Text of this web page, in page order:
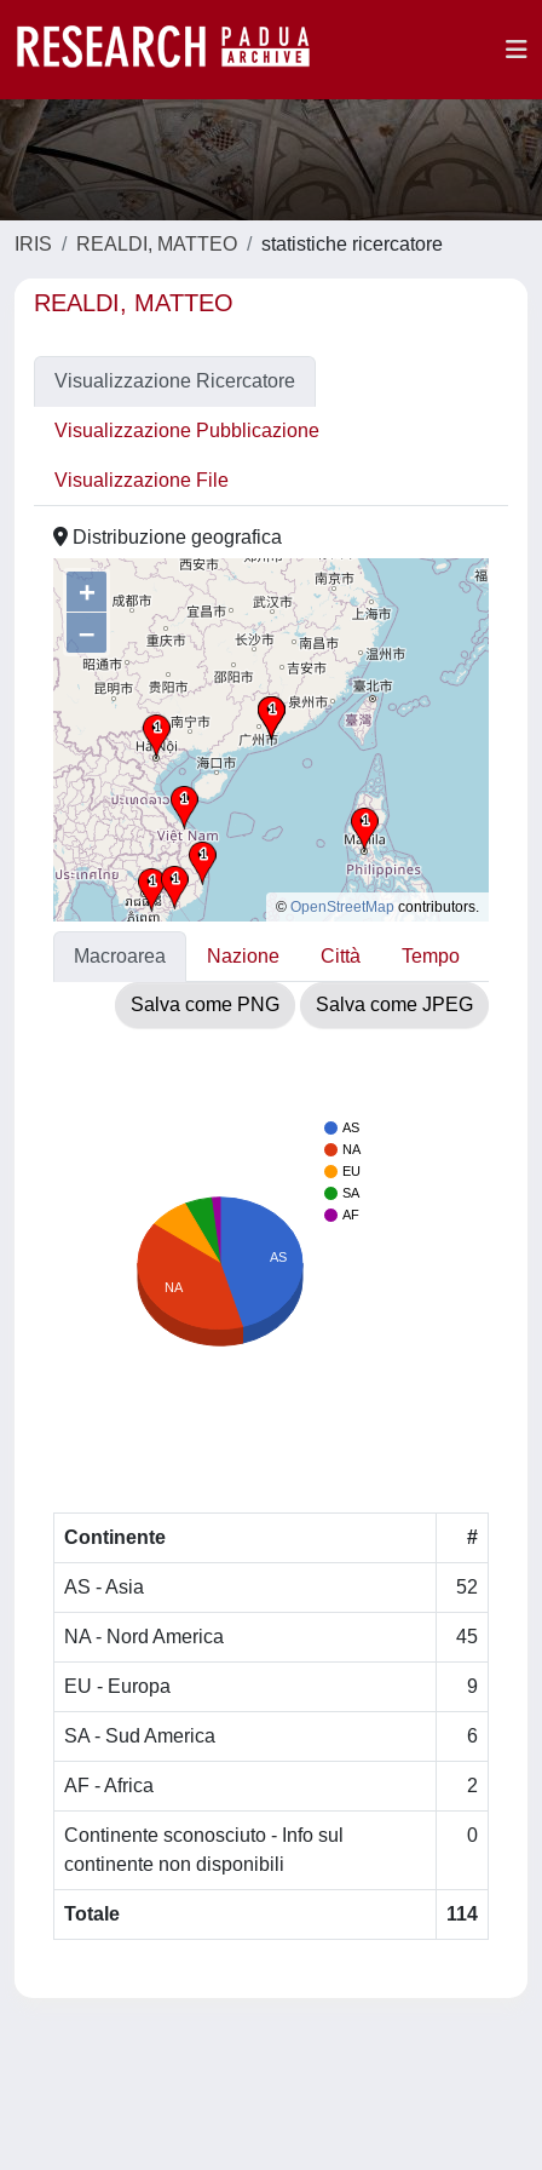
IRIS REALDI, MATTEO statistiche ricercatore
REALDI, MATTEO
Visualizzazione Ricercatore
Visualizzazione Pubblicazione
Visualizzazione File
Distribuzione geografica
+
–
© OpenStreetMap contributors.
Macroarea Nazione Città Tempo
Salva come PNG Salva come JPEG
AS
NA
EU
SA
AF
AS
NA
Continente #
AS - Asia 52
NA - Nord America 45
EU - Europa 9
SA - Sud America 6
AF - Africa 2
Continente sconosciuto - Info sul
continente non disponibili
0
Totale 114